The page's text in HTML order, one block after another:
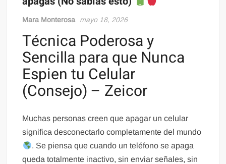
Mara Monterosa mayo 18, 2026
Técnica Poderosa y
Sencilla para que Nunca
Espien tu Celular
(Consejo) – Zeicor
Muchas personas creen que apagar un celular
significa desconectarlo completamente del mundo
. Se piensa que cuando un teléfono se apaga
queda totalmente inactivo, sin enviar señales, sin